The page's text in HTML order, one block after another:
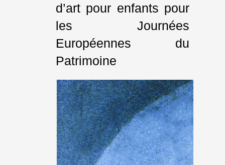
d’art pour enfants pour
les Journées
Européennes du
Patrimoine